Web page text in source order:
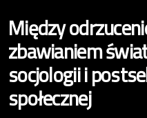
Między
zbawianiem
socjologii i
społecznej